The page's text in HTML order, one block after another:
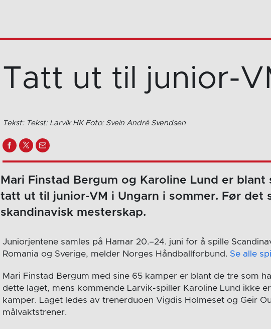
Tatt ut til junior-
Tekst: Tekst: Larvik HK Foto: Svein André Svendsen
Mari Finstad Bergum og Karoline Lund er blant
tatt ut til junior-VM i Ungarn i sommer. Før det
skandinavisk mesterskap.
Juniorjentene samles på Hamar 20.–24. juni for å spille
Romania og Sverige, melder Norges Håndballforbund. Se alle
Mari Finstad Bergum med sine 65 kamper er blant de tre som
dette laget, mens kommende Larvik-spiller Karoline Lund ikke
kamper. Laget ledes av trenerduoen Vigdis Holmeset og Geir
målvaktstrener.